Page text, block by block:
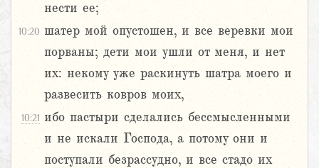
нести ее;
10:20 шатер мой опустошен, и все веревки мои
порваны; дети мои ушли от меня, и нет
их: некому уже раскинуть шатра моего и
развесить ковров моих,
10:21 ибо пастыри сделались бессмысленными
и не искали Господа, а потому они и
поступали безрассудно, и все стадо их